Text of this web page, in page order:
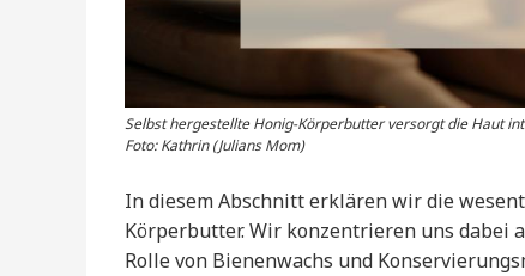
Selbst hergestellte Honig-Körperbutter versorgt die Haut
Foto: Kathrin (Julians Mom)
In diesem Abschnitt erklären wir die
Körperbutter. Wir konzentrieren uns dabei
Rolle von Bienenwachs und